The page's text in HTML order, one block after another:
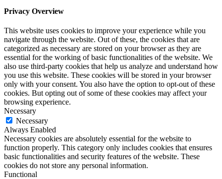
Privacy Overview
This website uses cookies to improve your experience while you
navigate through the website. Out of these, the cookies that are
categorized as necessary are stored on your browser as they are
essential for the working of basic functionalities of the website. We
also use third-party cookies that help us analyze and understand how
you use this website. These cookies will be stored in your browser
only with your consent. You also have the option to opt-out of these
cookies. But opting out of some of these cookies may affect your
browsing experience.
Necessary
Necessary
Always Enabled
Necessary cookies are absolutely essential for the website to
function properly. This category only includes cookies that ensures
basic functionalities and security features of the website. These
cookies do not store any personal information.
Functional